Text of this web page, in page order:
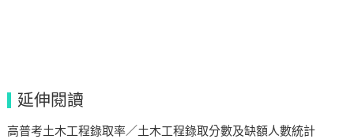
延伸閱讀
高普考土木工程錄取率／土木工程錄取分數及缺額人數統計